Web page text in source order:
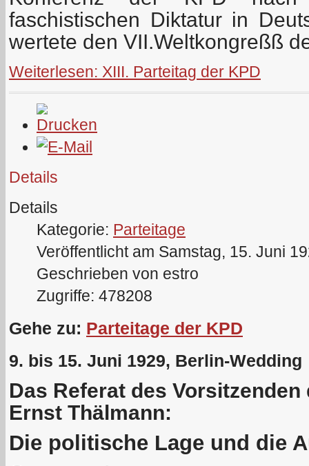
faschistischen Diktatur in
wertete den VII.Weltkongreßß
Weiterlesen: XIII. Parteitag der KPD
Details
Details
Kategorie: Parteitage
Veröffentlicht am Samstag, 15. Juni
Geschrieben von estro
Zugriffe: 478208
Gehe zu: Parteitage der KPD
9. bis 15. Juni 1929, Berlin-Wedding
Das Referat des Vorsitzenden
Ernst Thälmann:
Die politische Lage und die